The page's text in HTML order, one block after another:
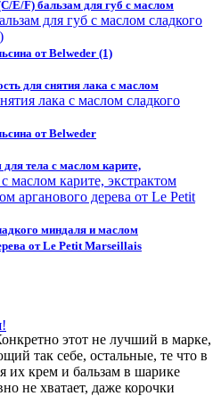
E/F) бальзам для губ с маслом
от Belweder (1)
для снятия лака с маслом
от Belweder
тела с маслом карите,
миндаля и маслом
от Le Petit Marseillais
этот не лучший в марке,
так себе, остальные, те что в
их крем и бальзам в шарике
не хватает, даже корочки